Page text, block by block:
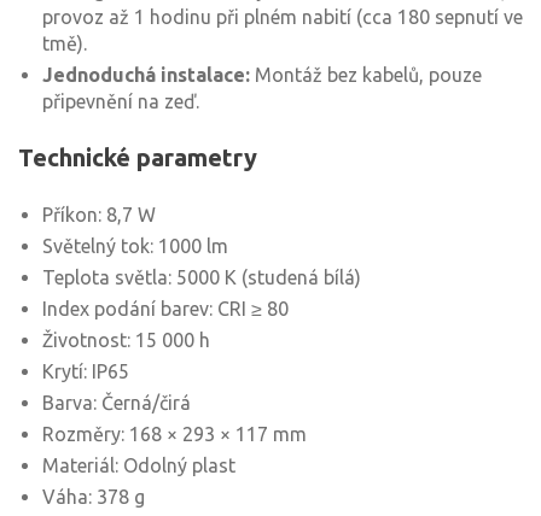
provoz až 1 hodinu při plném nabití (cca 180 sepnutí ve
tmě).
Jednoduchá instalace: Montáž bez kabelů, pouze
připevnění na zeď.
Technické parametry
Příkon: 8,7 W
Světelný tok: 1000 lm
Teplota světla: 5000 K (studená bílá)
Index podání barev: CRI ≥ 80
Životnost: 15 000 h
Krytí: IP65
Barva: Černá/čirá
Rozměry: 168 × 293 × 117 mm
Materiál: Odolný plast
Váha: 378 g